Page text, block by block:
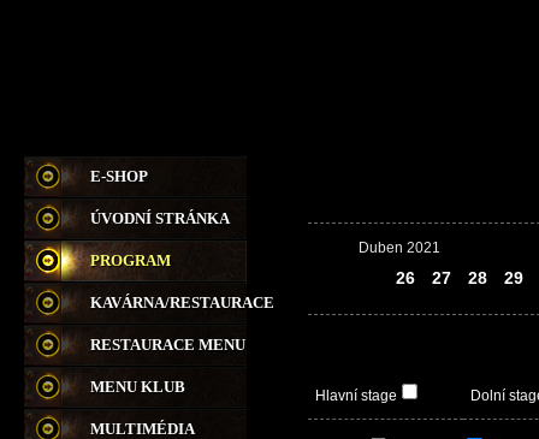
E-SHOP
ÚVODNÍ STRÁNKA
PROGRAM
KAVÁRNA/RESTAURACE
RESTAURACE MENU
MENU KLUB
MULTIMÉDIA
Duben 2021
26 27 28 29
Hlavní stage Dolní